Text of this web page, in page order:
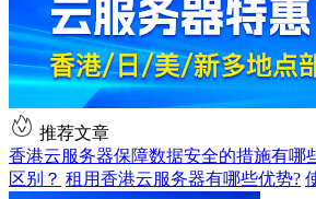
推荐文章
香港云服务器保障数据安全的措施有哪
区别？ 租用香港云服务器有哪些优势?